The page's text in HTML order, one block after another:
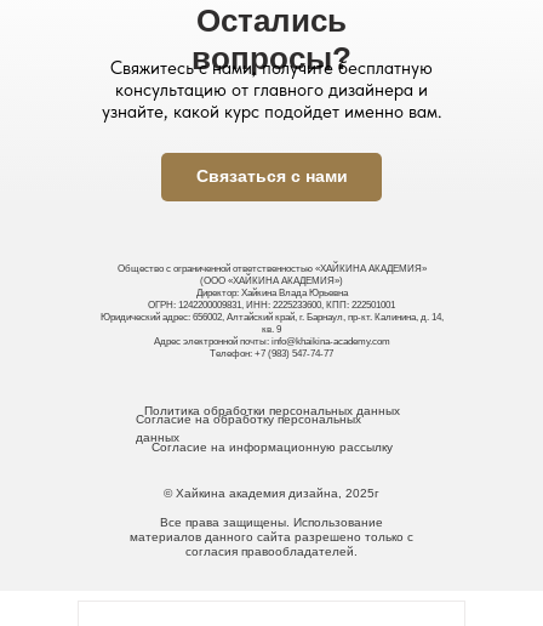
Связаться с нами
Остались
вопросы?
Свяжитесь с нами, получите бесплатную
консультацию от главного дизайнера и
узнайте, какой курс подойдет именно вам.
Политика обработки персональных данных
Согласие на обработку персональных
данных
Согласие на информационную рассылку
© Хайкина академия дизайна, 2025г
Все права защищены. Использование
материалов данного сайта разрешено только с
согласия правообладателей.
Общество с ограниченной ответственностью «ХАЙКИНА АКАДЕМИЯ»
(ООО «ХАЙКИНА АКАДЕМИЯ»)
Директор: Хайкина Влада Юрьевна
ОГРН: 1242200009831, ИНН: 2225233600, КПП: 222501001
Юридический адрес: 656002, Алтайский край, г. Барнаул, пр-кт. Калинина, д. 14,
кв. 9
Адрес электронной почты: info@khaikina-academy.com
Телефон: +7 (983) 547-74-77